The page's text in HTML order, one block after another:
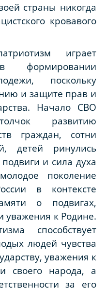
страны никогда
кровавого
играет
поскольку
и защите прав и
Начало СВО
развитию
граждан, сотни
детей ринулись
и сила духа
поколение
в контексте
о подвигах,
уважения к Родине.
способствует
людей чувства
уважения к
своего народа, а
за его